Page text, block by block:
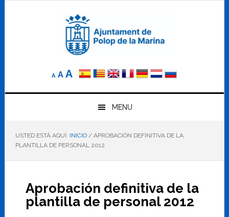
A
Reducir
elA Tamaño
AAumentar
el
tamaño
letra
MENU
USTED ESTÁ AQUÍ: INICIO /APROBACIÓN DEFINITIVA DE LA
PLANTILLA DE PERSONAL 2012
Aprobación definitiva de la
plantilla de personal 2012